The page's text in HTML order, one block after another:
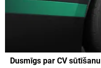
Dusmīgs par CV sūtīšanu